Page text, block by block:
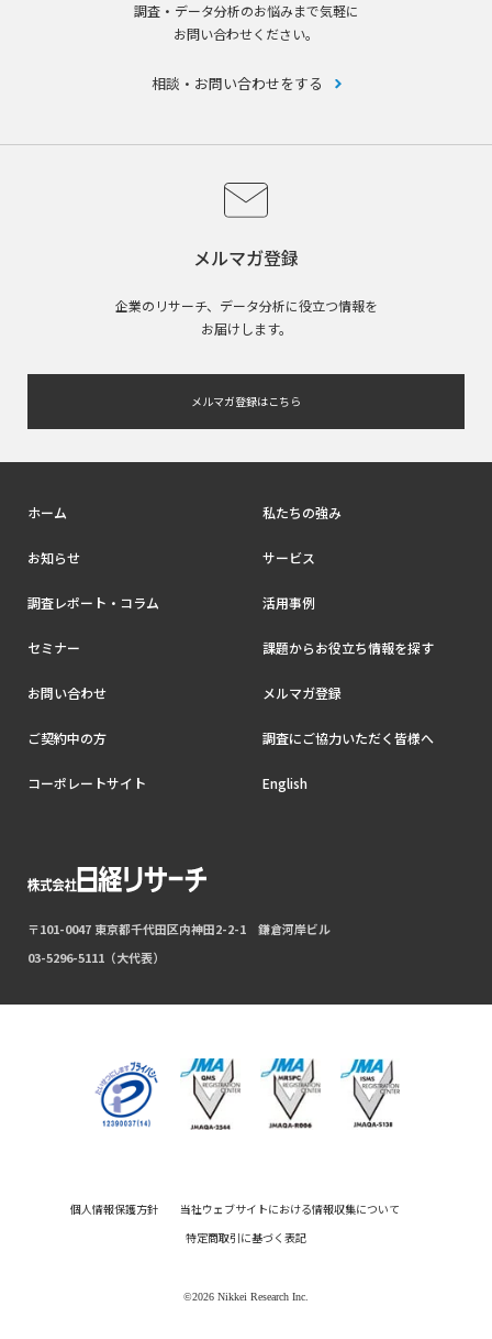
調査・データ分析のお悩みまで気軽に
お問い合わせください。
相談・お問い合わせをする
メルマガ登録
企業のリサーチ、データ分析に役立つ情報を
お届けします。
メルマガ登録はこちら
ホーム 私たちの強み
お知らせ サービス
調査レポート・コラム 活用事例
セミナー 課題からお役立ち情報を探す
お問い合わせ メルマガ登録
ご契約中の方 調査にご協力いただく皆様へ
コーポレートサイト English
〒101-0047 東京都千代田区内神田2-2-1 鎌倉河岸ビル
03-5296-5111（大代表）
個人情報保護方針
当社ウェブサイトにおける情報収集について
特定商取引に基づく表記
©2026 Nikkei Research Inc.